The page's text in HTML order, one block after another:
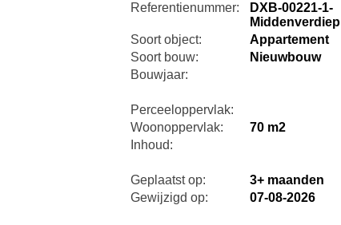
Referentienummer:
DXB-00221-1-
Middenverdiep
Soort object:
Appartement
Soort bouw:
Nieuwbouw
Bouwjaar:
Perceeloppervlak:
Woonoppervlak:
70 m2
Inhoud:
Geplaatst op:
3+ maanden
Gewijzigd op:
07-08-2026